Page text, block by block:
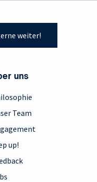
weiter!
uns
Team
up!